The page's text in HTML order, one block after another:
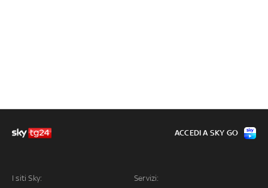
I siti Sky: Servizi:
ACCEDI A SKY GO